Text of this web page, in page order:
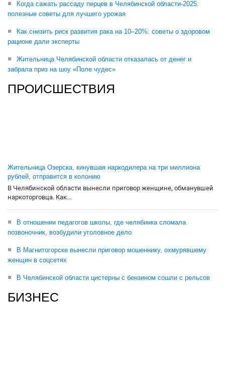
Когда сажать рассаду перцев в Челябинской области-2025:
полезные советы для лучшего урожая
Как снизить риск развития рака на 10–20%: советы о здоровом
рационе дали эксперты
Жительница Челябинской области отказалась от денег и
забрала приз на шоу «Поле чудес»
ПРОИСШЕСТВИЯ
Жительница Озерска, кинувшая наркодилера на три миллиона
рублей, отправится в колонию
В Челябинской области вынесли приговор женщине, обманувшей
наркоторговца. Как...
В отношении педагогов школы, где челябинка сломала
позвоночник, возбудили уголовное дело
В Магнитогорске вынесли приговор мошеннику, охмурявшему
женщин в соцсетях
В Челябинской области цистерны с бензином сошли с рельсов
БИЗНЕС